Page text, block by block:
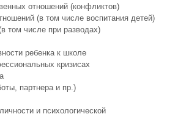
отношений (конфликтов)
(в том числе воспитания детей)
том числе при разводах)
ребенка к школе
кризисах
партнера и пр.)
и психологической